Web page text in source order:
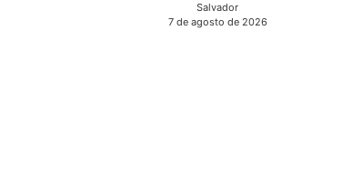
Salvador
7 de agosto de 2026